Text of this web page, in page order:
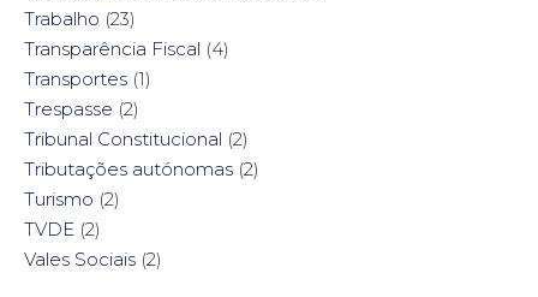
Trabalho (23)
Transparência Fiscal (4)
Transportes (1)
Trespasse (2)
Tribunal Constitucional (2)
Tributações autónomas (2)
Turismo (2)
TVDE (2)
Vales Sociais (2)